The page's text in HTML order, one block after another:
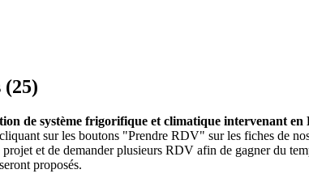
de système frigorifique et climatique intervenant en
sur les boutons "Prendre RDV" sur les fiches de
et de demander plusieurs RDV afin de gagner du
proposés.